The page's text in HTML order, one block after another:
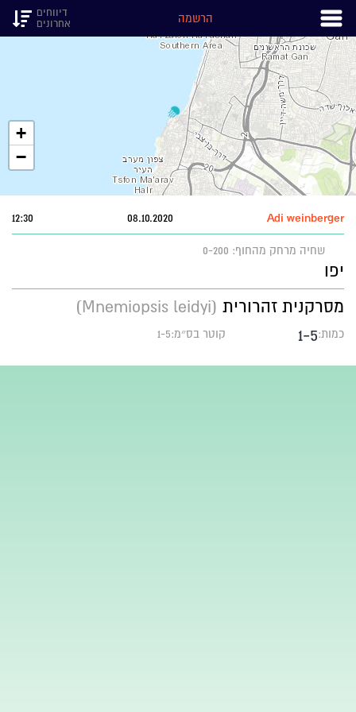
הרשמה
דיווחים
אחרונים
+
−
Adi weinberger
08.10.2020
12:30
שחיה מרחק מהחוף: 0-200
יפו
מסרקנית זהרורית (Mnemiopsis leidyi)
כמות:1-5 קוטר בס״מ:1-5